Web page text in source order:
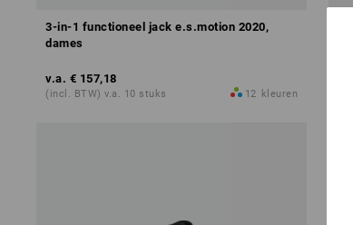
3-in-1 functioneel jack e.s.motion 2020,
dames
v.a. € 157,18
(incl. BTW) v.a. 10 stuks 12 kleuren